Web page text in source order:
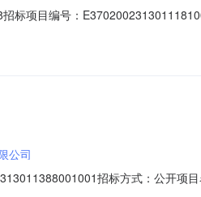
标项目编号：
68686933招标代理单位：青岛佳
公司
招标方式：公开项